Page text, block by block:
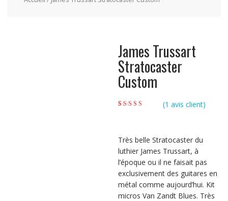
James Trussart
Stratocaster
Custom
(1 avis client)
Très belle Stratocaster du
luthier James Trussart, à
l’époque ou il ne faisait pas
exclusivement des guitares en
métal comme aujourd’hui. Kit
micros Van Zandt Blues. Très